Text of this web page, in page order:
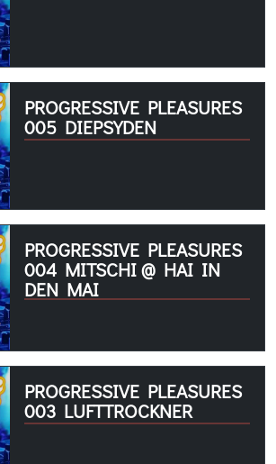
PROGRESSIVE PLEASURES
005 DIEPSYDEN
PROGRESSIVE PLEASURES
004 MITSCHI @ HAI IN
DEN MAI
PROGRESSIVE PLEASURES
003 LUFTTROCKNER